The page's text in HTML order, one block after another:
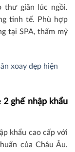
thư giãn lúc ngồi.
tinh tế. Phù hợp
tại SPA, thẩm mỹ
xoay đẹp hiện
ghế nhập khẩu
khẩu cao cấp với
của Châu Âu.